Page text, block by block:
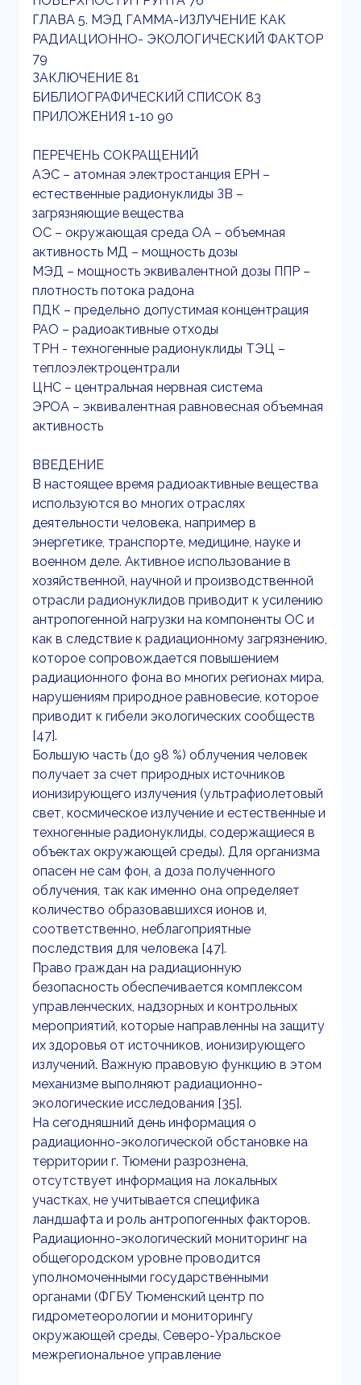
ГЛАВА 5. МЭД ГАММА-ИЗЛУЧЕНИЕ КАК
РАДИАЦИОННО- ЭКОЛОГИЧЕСКИЙ ФАКТОР
79
ЗАКЛЮЧЕНИЕ 81
БИБЛИОГРАФИЧЕСКИЙ СПИСОК 83
ПРИЛОЖЕНИЯ 1-10 90
ПЕРЕЧЕНЬ СОКРАЩЕНИЙ
АЭС – атомная электростанция ЕРН –
естественные радионуклиды ЗВ –
загрязняющие вещества
ОС – окружающая среда ОА – объемная
активность МД – мощность дозы
МЭД – мощность эквивалентной дозы ППР –
плотность потока радона
ПДК – предельно допустимая концентрация
РАО – радиоактивные отходы
ТРН - техногенные радионуклиды ТЭЦ –
теплоэлектроцентрали
ЦНС – центральная нервная система
ЭРОА – эквивалентная равновесная объемная
активность
ВВЕДЕНИЕ
В настоящее время радиоактивные вещества
используются во многих отраслях
деятельности человека, например в
энергетике, транспорте, медицине, науке и
военном деле. Активное использование в
хозяйственной, научной и производственной
отрасли радионуклидов приводит к усилению
антропогенной нагрузки на компоненты ОС и
как в следствие к радиационному загрязнению,
которое сопровождается повышением
радиационного фона во многих регионах мира,
нарушениям природное равновесие, которое
приводит к гибели экологических сообществ
[47].
Большую часть (до 98 %) облучения человек
получает за счет природных источников
ионизирующего излучения (ультрафиолетовый
свет, космическое излучение и естественные и
техногенные радионуклиды, содержащиеся в
объектах окружающей среды). Для организма
опасен не сам фон, а доза полученного
облучения, так как именно она определяет
количество образовавшихся ионов и,
соответственно, неблагоприятные
последствия для человека [47].
Право граждан на радиационную
безопасность обеспечивается комплексом
управленческих, надзорных и контрольных
мероприятий, которые направленны на защиту
их здоровья от источников, ионизирующего
излучений. Важную правовую функцию в этом
механизме выполняют радиационно-
экологические исследования [35].
На сегодняшний день информация о
радиационно-экологической обстановке на
территории г. Тюмени разрознена,
отсутствует информация на локальных
участках, не учитывается специфика
ландшафта и роль антропогенных факторов.
Радиационно-экологический мониторинг на
общегородском уровне проводится
уполномоченными государственными
органами (ФГБУ Тюменский центр по
гидрометеорологии и мониторингу
окружающей среды, Северо-Уральское
межрегиональное управление